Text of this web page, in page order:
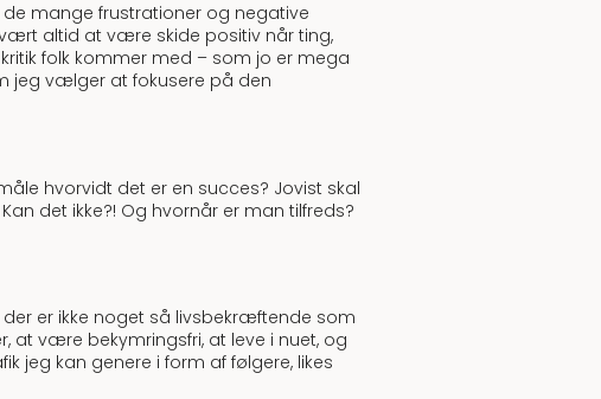
de mange frustrationer og negative
altid at være skide positiv når ting,
folk kommer med – som jo er mega
jeg vælger at fokusere på den
hvorvidt det er en succes? Jovist skal
det ikke?! Og hvornår er man tilfreds?
er ikke noget så livsbekræftende som
at være bekymringsfri, at leve i nuet, og
jeg kan genere i form af følgere, likes